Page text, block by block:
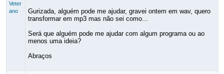
Veter
ano
Gurizada, alguém pode me ajudar, gravei ontem em wav, quero
transformar em mp3 mas não sei como...
Será que alguém pode me ajudar com algum programa ou ao
menos uma ideia?
Abraços